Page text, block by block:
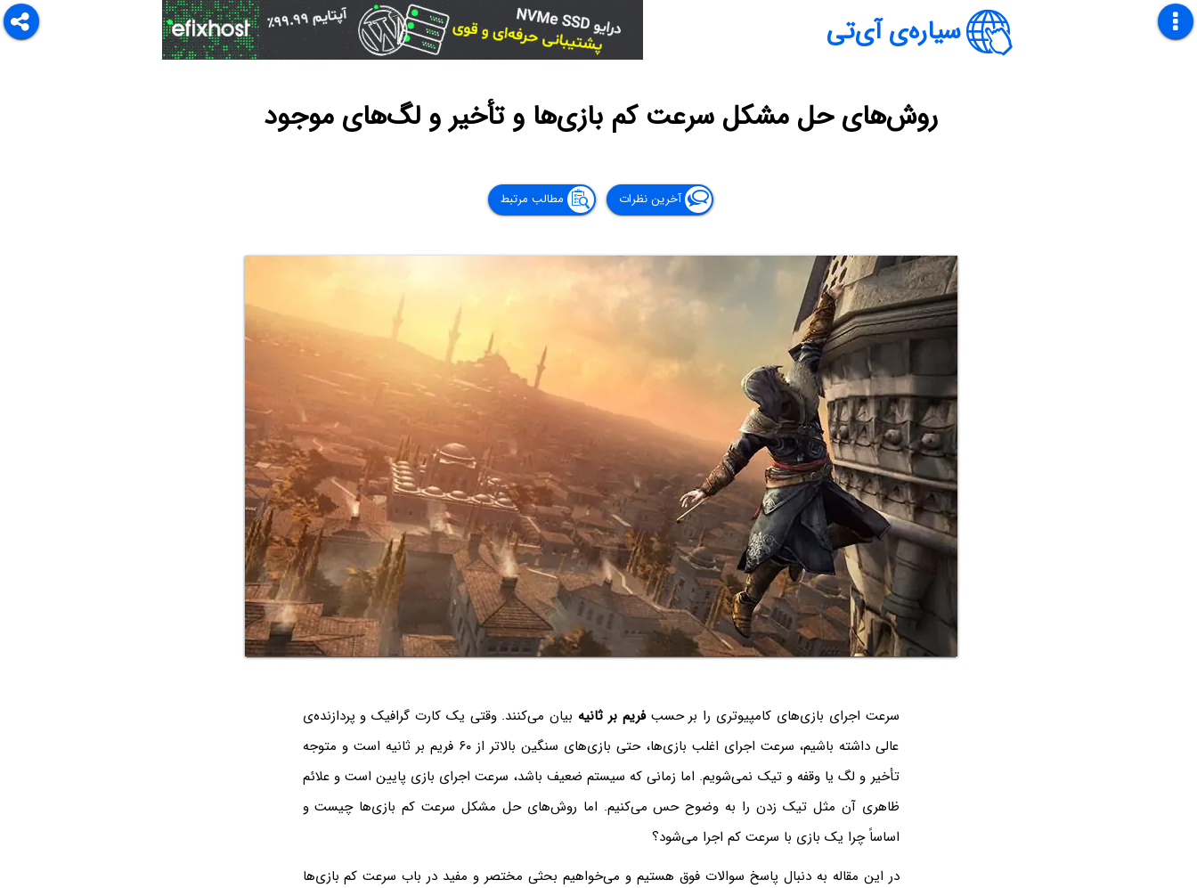
سیاره‌ی آی‌تی
روش‌های حل مشکل سرعت کم بازی‌ها و تأخیر و لگ‌های موجود
آخرین نظرات مطالب مرتبط
سرعت اجرای بازی‌های کامپیوتری را بر حسبفریم بر ثانیه بیان می‌کنند. وقتی یک کارت گرافیک و پردازنده‌ی
عالی داشته باشیم، سرعت اجرای اغلب بازی‌ها، حتی بازی‌های سنگین بالاتر از ۶۰ فریم بر ثانیه است و متوجه
تأخیر و لگ یا وقفه و تیک نمی‌شویم. اما زمانی که سیستم ضعیف باشد، سرعت اجرای بازی پایین است و علائم
ظاهری آن مثل تیک زدن را به وضوح حس می‌کنیم. اما روش‌های حل مشکل سرعت کم بازی‌ها چیست و
اساساً چرا یک بازی با سرعت کم اجرا می‌شود؟
در این مقاله به دنبال پاسخ سوالات فوق هستیم و می‌خواهیم بحثی مختصر و مفید در باب سرعت کم بازی‌ها